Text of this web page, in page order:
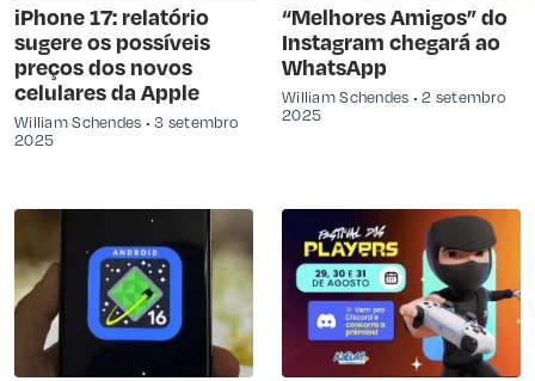
iPhone 17: relatório
sugere os possíveis
preços dos novos
celulares da Apple
William Schendes
3 setembro
2025
“Melhores Amigos” do
Instagram chegará ao
WhatsApp
William Schendes
2 setembro
2025